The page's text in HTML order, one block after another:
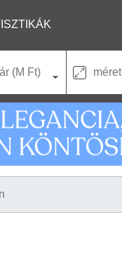
ár (M Ft) méret